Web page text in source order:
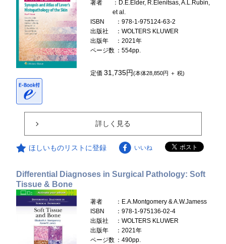
著者
：D.E.Elder, R.Elenitsas, A.L.Rubin,
et al.
ISBN
：978-1-975124-63-2
出版社
：WOLTERS KLUWER
出版年
：2021年
ページ数 ：554pp.
定価31,735円(本体28,850円 ＋ 税)
詳しく見る
ほしいものリストに登録 いいね
Differential Diagnoses in Surgical Pathology: Soft
Tissue & Bone
著者
：E.A.Montgomery & A.W.Jamess
ISBN
：978-1-975136-02-4
出版社
：WOLTERS KLUWER
出版年
：2021年
ページ数 ：490pp.